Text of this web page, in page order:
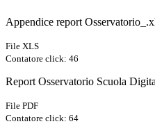
Appendice report
File XLS
Contatore click: 46
Report Osservatorio Scuola
File PDF
Contatore click: 64